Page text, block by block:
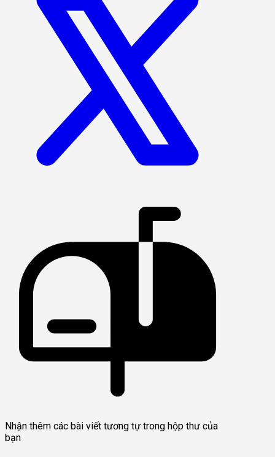
Nhận thêm các bài viết tương tự trong hộp thư của
bạn